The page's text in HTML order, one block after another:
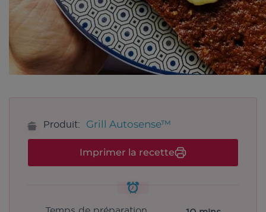
Produit: Grill Autosense™
Imprimer la recette